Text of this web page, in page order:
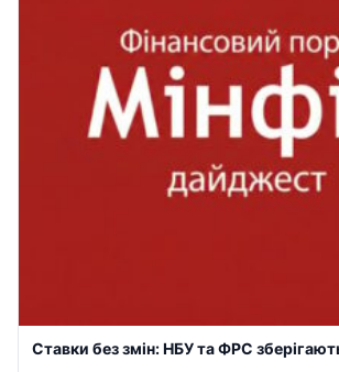
Ставки без змін: НБУ та ФРС